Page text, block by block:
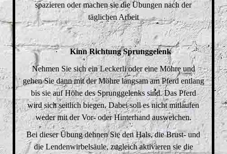
spazieren oder machen sie die Übungen nach der
täglichen Arbeit
·Kinn Richtung Sprunggelenk
Nehmen Sie sich ein Leckerli oder eine Möhre und
gehen Sie dann mit der Möhre langsam am Pferd entlang
bis sie auf Höhe des Sprunggelenks sind. Das Pferd
wird sich seitlich biegen. Dabei soll es nicht mitlaufen
weder mit der Vor- oder Hinterhand ausweichen.
Bei dieser Übung dehnen Sie den Hals, die Brust- und
die Lendenwirbelsäule, zugleich aktivieren sie die